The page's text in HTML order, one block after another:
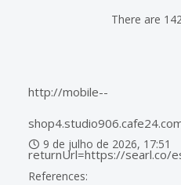
There are
http://mobile--
returnUrl=https://searl.co/
9 de julho de 2026, 17:51
References: